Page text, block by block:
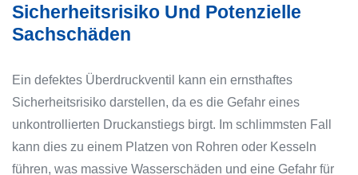
Sicherheitsrisiko Und Potenzielle
Sachschäden
Ein defektes Überdruckventil kann ein ernsthaftes
Sicherheitsrisiko darstellen, da es die Gefahr eines
unkontrollierten Druckanstiegs birgt. Im schlimmsten Fall
kann dies zu einem Platzen von Rohren oder Kesseln
führen, was massive Wasserschäden und eine Gefahr für